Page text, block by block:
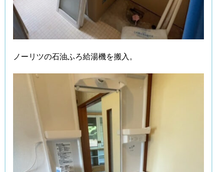
ノーリツの石油ふろ給湯機を搬入。